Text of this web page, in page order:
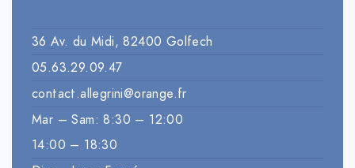
36 Av. du Midi, 82400 Golfech
05.63.29.09.47
contact.allegrini@orange.fr
Mar – Sam: 8:30 – 12:00
14:00 – 18:30